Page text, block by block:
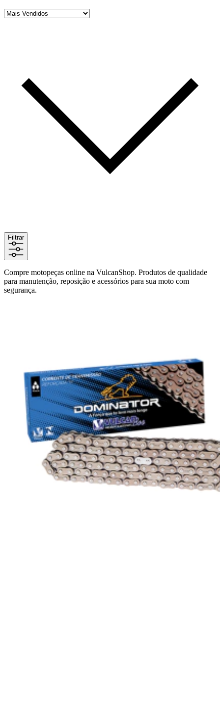
Filtrar
Compre motopeças online na VulcanShop. Produtos de qualidade
para manutenção, reposição e acessórios para sua moto com
segurança.